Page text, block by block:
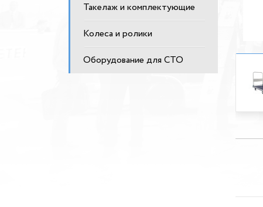
Такелаж и комплектующие
Колеса и ролики
Оборудование для СТО